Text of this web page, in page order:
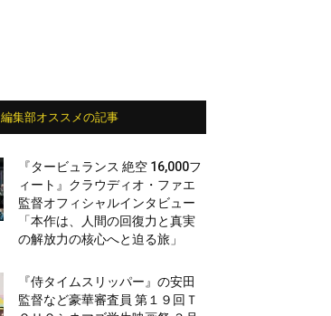
編集部オススメの記事
『タービュランス 絶空 16,000フ
ィート』クラウディオ・ファエ
監督オフィシャルインタビュー
「本作は、人間の回復力と真実
の解放力の核心へと迫る旅」
『侍タイムスリッパー』の安田
監督など豪華審査員 第１９回Ｔ